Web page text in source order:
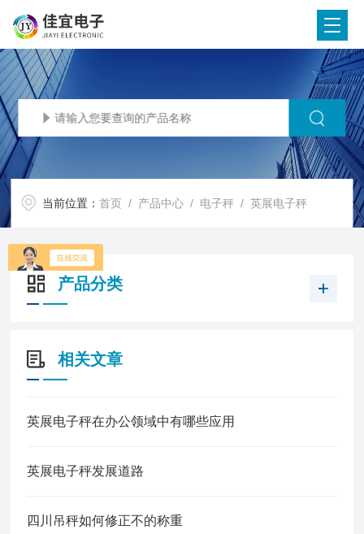
当前位置：首页 / 产品中心 / 电子秤 /英展电子秤
产品分类
相关文章
英展电子秤在办公领域中有哪些应用
英展电子秤发展道路
四川吊秤如何修正不的称重